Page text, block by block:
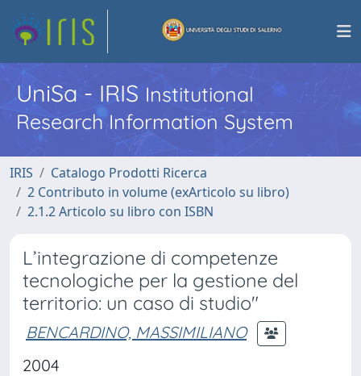
UniSa - IRISInstitutional
Research Information System
IRIS
Catalogo Prodotti Ricerca
2 Contributo in volume (exArticolo su libro)
2.1.2 Articolo su libro con ISBN
L’integrazione di competenze
tecnologiche per la gestione del
territorio: un caso di studio"
BENCARDINO, MASSIMILIANO
2004